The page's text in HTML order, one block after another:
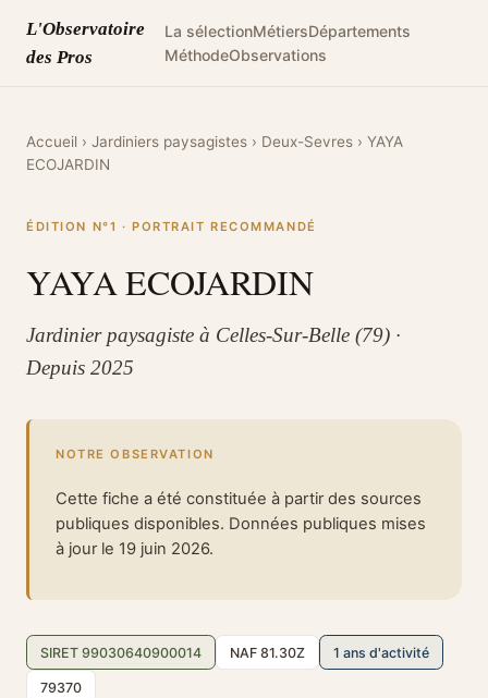
L'Observatoire
des Pros
La sélectionMétiersDépartements
MéthodeObservations
Accueil › Jardiniers paysagistes › Deux-Sevres › YAYA
ECOJARDIN
ÉDITION N°1 · PORTRAIT RECOMMANDÉ
YAYA ECOJARDIN
Jardinier paysagiste à Celles-Sur-Belle (79) ·
Depuis 2025
NOTRE OBSERVATION
Cette fiche a été constituée à partir des sources
publiques disponibles. Données publiques mises
à jour le 19 juin 2026.
SIRET 99030640900014 NAF 81.30Z 1 ans d'activité
79370